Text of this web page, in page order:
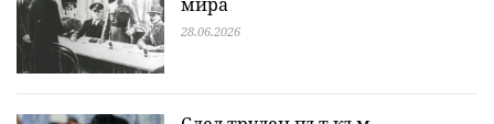
28.06.2026